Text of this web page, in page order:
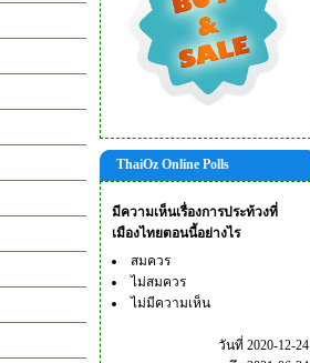
ThaiOz Online Polls
มีความเห็นเรื่องการประท้วงที่
เมืองไทยตอนนี้อย่างไร
สมควร
ไม่สมควร
ไม่มีความเห็น
วันที่ 2020-12-24